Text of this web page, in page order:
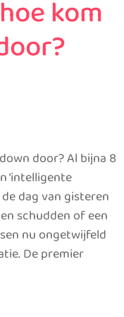
kom
door? Al bijna 8
‘intelligente
dag van gisteren
schudden of een
nu ongetwijfeld
De premier